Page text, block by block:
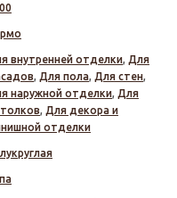
внутренней отделки, Для
, Для пола, Для стен,
наружной отделки, Для
, Для декора и
отделки